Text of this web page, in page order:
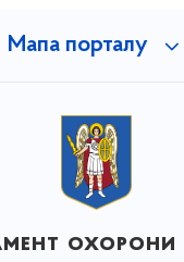
Мапа порталу
охорони